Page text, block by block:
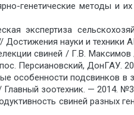
генетические методы и
экспертиза
Достижения науки и
свиней / Г.В.
Персиановский, ДонГАУ.
особенности подсвинков в
зоотехник. — 2014.
свиней разных